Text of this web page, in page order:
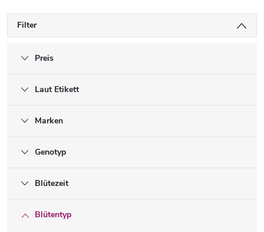
Filter
Preis
Laut Etikett
Marken
Genotyp
Blütezeit
Blütentyp